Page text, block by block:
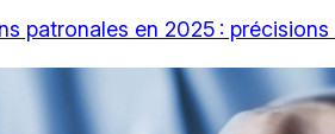
patronales en 2025 : précisions